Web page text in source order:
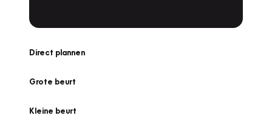
Direct plannen
Grote beurt
Kleine beurt